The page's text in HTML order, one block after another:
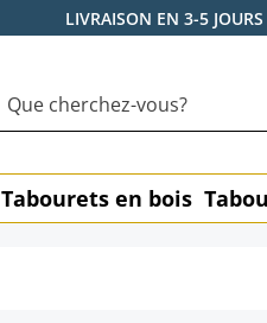
LIVRAISON EN 3-5
Tabourets en bois